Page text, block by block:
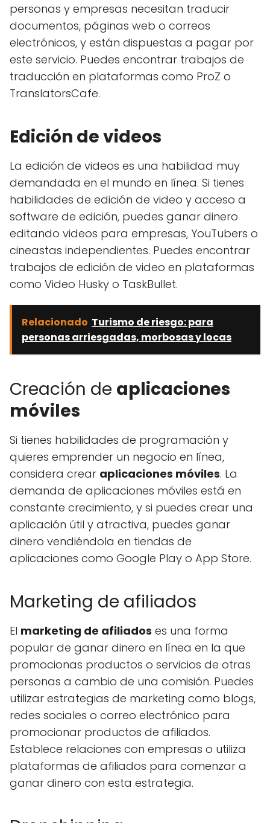
personas y empresas necesitan traducir
documentos, páginas web o correos
electrónicos, y están dispuestas a pagar por
este servicio. Puedes encontrar trabajos de
traducción en plataformas como ProZ o
TranslatorsCafe.
Edición de videos
La edición de videos es una habilidad muy
demandada en el mundo en línea. Si tienes
habilidades de edición de video y acceso a
software de edición, puedes ganar dinero
editando videos para empresas, YouTubers o
cineastas independientes. Puedes encontrar
trabajos de edición de video en plataformas
como Video Husky o TaskBullet.
Relacionado Turismo de riesgo: para
personas arriesgadas, morbosas y locas
Creación de aplicaciones
móviles
Si tienes habilidades de programación y
quieres emprender un negocio en línea,
considera crear aplicaciones móviles. La
demanda de aplicaciones móviles está en
constante crecimiento, y si puedes crear una
aplicación útil y atractiva, puedes ganar
dinero vendiéndola en tiendas de
aplicaciones como Google Play o App Store.
Marketing de afiliados
El marketing de afiliados es una forma
popular de ganar dinero en línea en la que
promocionas productos o servicios de otras
personas a cambio de una comisión. Puedes
utilizar estrategias de marketing como blogs,
redes sociales o correo electrónico para
promocionar productos de afiliados.
Establece relaciones con empresas o utiliza
plataformas de afiliados para comenzar a
ganar dinero con esta estrategia.